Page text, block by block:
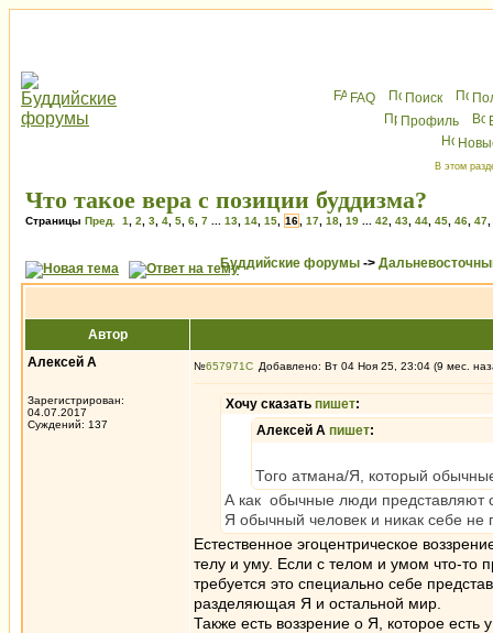
FAQ Поиск
Профиль
В этом
Что такое вера с позиции буддизма?
Страницы Пред. 1 2 3 4 5 6 7 13 14 15 16 17 18 19 42 43 44 45 46 47
Буддийские форумы ->
Автор
Алексей А
Зарегистрирован:
04.07.2017
Суждений: 137
№657971 Добавлено: Вт 04 Ноя 25, 23:04 (9 мес.
Хочу сказать пишет:
Алексей А пишет:
Того атмана/Я, который
А как обычные люди представляют
Я обычный человек и никак себе
Естественное эгоцентрическое
телу и уму. Если с телом и умом что-то
требуется это специально себе
разделяющая Я и остальной мир.
Также есть воззрение о Я, которое